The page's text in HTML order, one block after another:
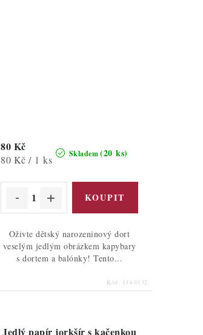
Skladem (20 ks)
80 Kč
Měrná
80 Kč / 1 ks
Oživte dětský narozeninový dort
veselým jedlým obrázkem kapybary
s dortem a balónky! Tento...
Kód: 134-0132
Jedlý papír jorkšír s kačenkou